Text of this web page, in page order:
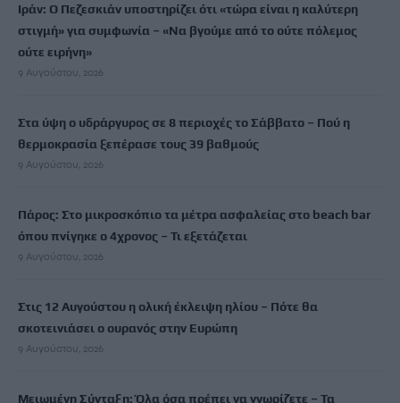
Ιράν: Ο Πεζεσκιάν υποστηρίζει ότι «τώρα είναι η καλύτερη
στιγμή» για συμφωνία – «Να βγούμε από το ούτε πόλεμος
ούτε ειρήνη»
9 Αυγούστου, 2026
Στα ύψη ο υδράργυρος σε 8 περιοχές το Σάββατο – Πού η
θερμοκρασία ξεπέρασε τους 39 βαθμούς
9 Αυγούστου, 2026
Πάρος: Στο μικροσκόπιο τα μέτρα ασφαλείας στο beach bar
όπου πνίγηκε ο 4χρονος – Τι εξετάζεται
9 Αυγούστου, 2026
Στις 12 Αυγούστου η ολική έκλειψη ηλίου – Πότε θα
σκοτεινιάσει ο ουρανός στην Ευρώπη
9 Αυγούστου, 2026
Μειωμένη Σύνταξη: Όλα όσα πρέπει να γνωρίζετε – Τα